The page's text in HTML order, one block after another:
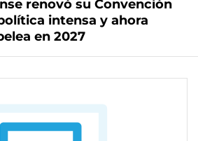
renovó su Convención
intensa y ahora
en 2027